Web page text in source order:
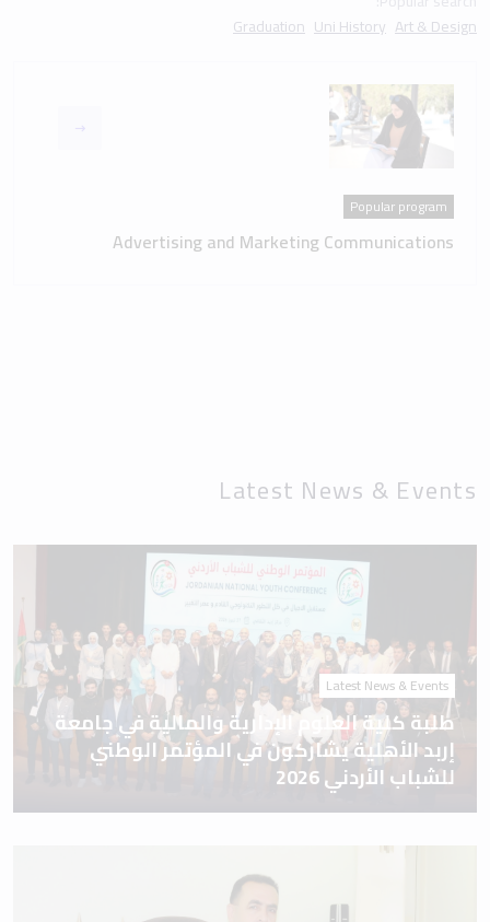
Art & Design
Uni History
Graduation
Popular program
Advertising and Marketing Communications
Latest News & Events
Latest News & Events
طلبة كلية العلوم الإدارية والمالية في جامعة
إربد الأهلية يشاركون في المؤتمر الوطني
للشباب الأردني 2026